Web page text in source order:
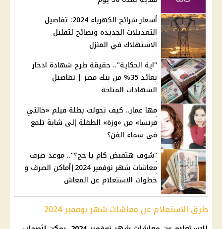
أسعار شرائح الكهرباء 2024: تفاصيل
التعديلات الجديدة ونصائح لتقليل
الاستهلاك في المنزل
"اية الحكاية".. حقيقة طرح شهادة ادخار
بعائد 35% من بنك مصر | تفاصيل
الشهادات المتاحة
مها عمار.. كيف تحولت بطلة فيلم «خالتي
فرنسا» من «وزة» الطفلة إلى شابة تلمع
في سماء الفن؟
"شوف هتقبض كام يا حج؟".. موعد صرف
معاشات شهر نوفمبر 2024|أماكن الصرف و
خطوات الاستعلام عن المعاش
طرق الاستعلام عن معاشات شهر نوفمبر 2024